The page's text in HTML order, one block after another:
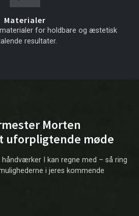
Materialer
for holdbare og æstetisk
resultater.
Morten
uforpligtende møde
I kan regne med – så ring
i jeres kommende